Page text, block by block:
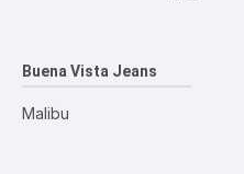
Buena Vista Jeans
Malibu